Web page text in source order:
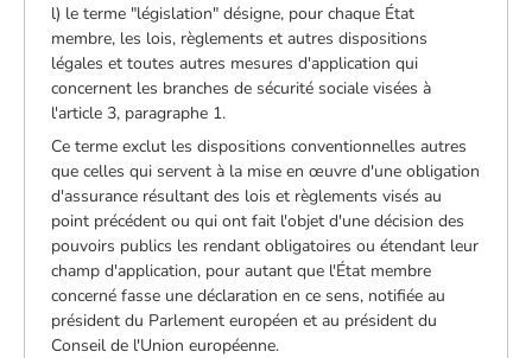
l) le terme "législation" désigne, pour chaque État
membre, les lois, règlements et autres dispositions
légales et toutes autres mesures d'application qui
concernent les branches de sécurité sociale visées à
l'article 3, paragraphe 1.
Ce terme exclut les dispositions conventionnelles autres
que celles qui servent à la mise en œuvre d'une obligation
d'assurance résultant des lois et règlements visés au
point précédent ou qui ont fait l'objet d'une décision des
pouvoirs publics les rendant obligatoires ou étendant leur
champ d'application, pour autant que l'État membre
concerné fasse une déclaration en ce sens, notifiée au
président du Parlement européen et au président du
Conseil de l'Union européenne.